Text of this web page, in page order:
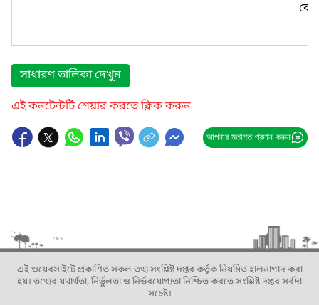
সাধারণ তালিকা দেখুন
এই কনটেন্টটি শেয়ার করতে ক্লিক করুন
আপনার মতামত প্রদান করুন
এই ওয়েবসাইটে প্রকাশিত সকল তথ্য সংশ্লিষ্ট দপ্তর কর্তৃক নিয়মিত হালনাগাদ করা
হয়। তথ্যের যথার্থতা, নির্ভুলতা ও নির্ভরযোগ্যতা নিশ্চিত করতে সংশ্লিষ্ট দপ্তর সর্বদা
সচেষ্ট।